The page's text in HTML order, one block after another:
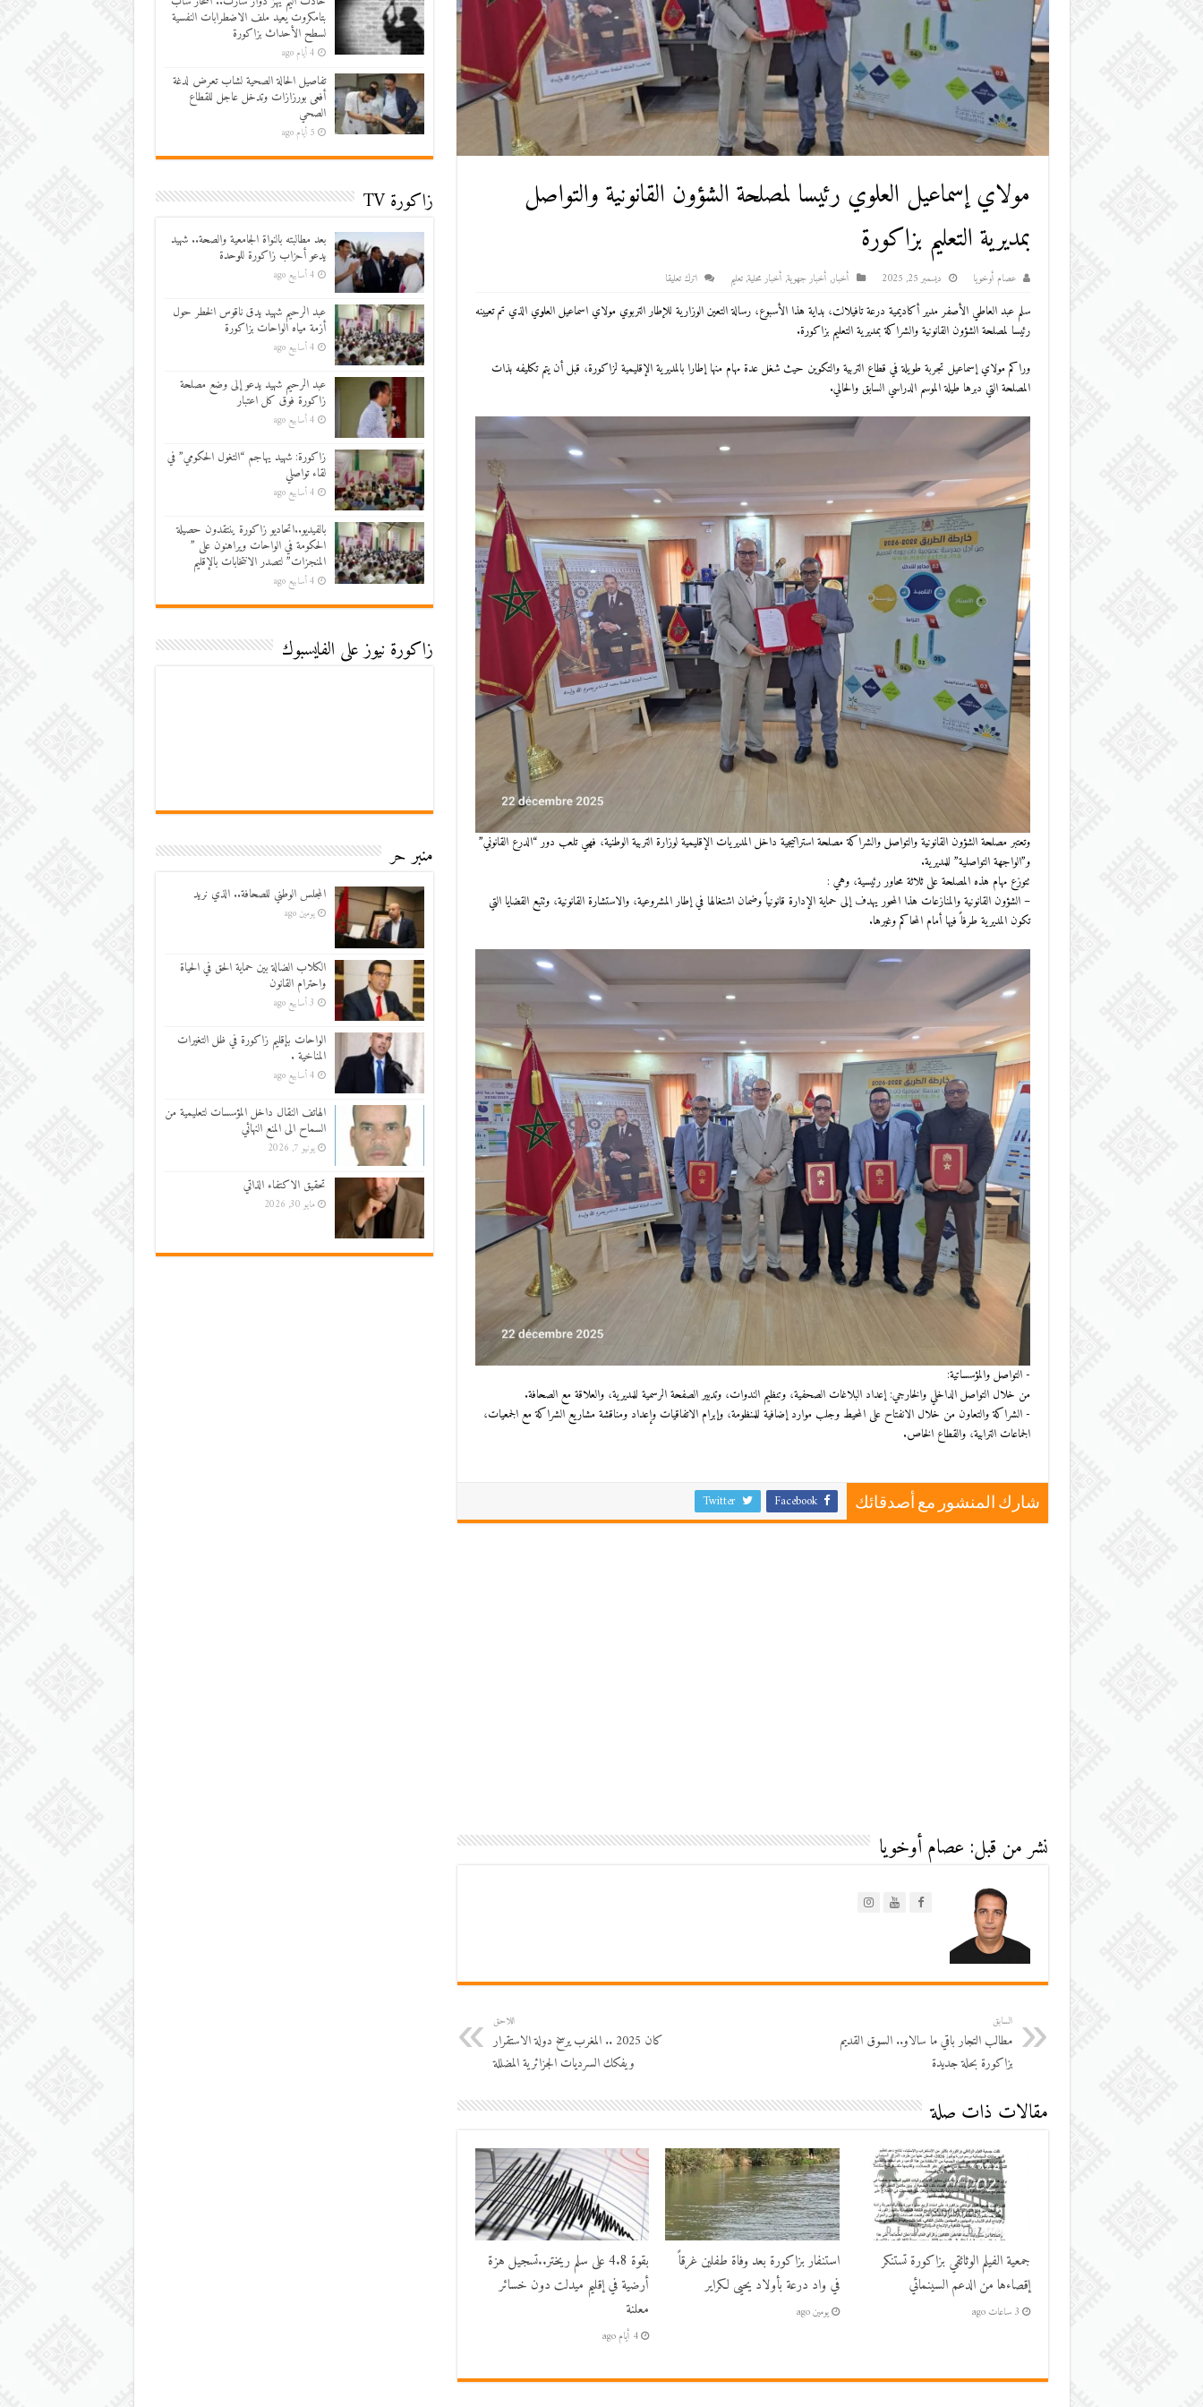
مولاي إسماعيل العلوي رئيسا لمصلحة الشؤون القانونية والتواصل
بمديرية التعليم بزاكورة
عصام أوخويا ديسمبر 25, 2025 أخبار, أخبار جهوية, أخبار محلية,تعليم اترك تعليقا
سلم عبد العاطي الأصفر مدير أكاديمية درعة تافيلالت، بداية هذا الأسبوع، رسالة التعين الوزارية للإطار التربوي مولاي اسماعيل العلوي الذي تم تعيينه
رئيسا لمصلحة الشؤون القانونية والشراكة بمديرية التعليم بزاكورة.
وراكم مولاي إسماعيل تجربة طويلة في قطاع التربية والتكوين حيث شغل عدة مهام منها إطارا بالمديرية الإقليمية لزاكورة، قبل أن يتم تكليفه بذات
المصلحة التي دبرها طيلة الموسم الدراسي السابق والحالي.
وتعتبر مصلحة الشؤون القانونية والتواصل والشراكة مصلحة استراتيجية داخل المديريات الإقليمية لوزارة التربية الوطنية، فهي تلعب دور “الدرع القانوني”
و”الواجهة التواصلية” للمديرية.
​تتوزع مهام هذه المصلحة على ثلاثة محاور رئيسية، وهي :
– الشؤون القانونية والمنازعات ​هذا المحور يهدف إلى حماية الإدارة قانونياً وضمان اشتغالها في إطار المشروعية، و​الاستشارة القانونية، وتتبع القضايا التي
تكون المديرية طرفاً فيها أمام المحاكم وغيرها.
​- التواصل والمؤسساتية:
​من خلال ​التواصل الداخلي والخارجي: إعداد البلاغات الصحفية، وتنظيم الندوات، وتدبير الصفحة الرسمية للمديرية، و​العلاقة مع الصحافة.
​- الشراكة والتعاون من خلال الانفتاح على المحيط وجلب موارد إضافية للمنظومة، و​إبرام الاتفاقيات وإعداد ومناقشة مشاريع الشراكة مع الجمعيات،
الجماعات الترابية، والقطاع الخاص.
شارك المنشور مع أصدقائك Facebook
Twitter
نشر من قبل: عصام أوخويا
السابق
مطالب التجار باقي ما سالاو.. السوق القديم
بزاكورة بحلة جديدة
اللاحق
كان 2025 .. المغرب يرسخ دولة الاستقرار
ويفكك السرديات الجزائرية المضللة
مقالات ذات صلة
جمعية الفيلم الوثائقي بزاكورة تستنكر
إقصاءها من الدعم السينمائي
3 ساعات ago
استنفار بزاكورة بعد وفاة طفلين غرقاً
في واد درعة بأولاد يحيى لكراير
يومين ago
بقوة 4.8 على سلم ريختر..تسجيل هزة
أرضية في إقليم ميدلت دون خسائر
معلنة
4 أيام ago
بتامكروت يعيد ملف الاضطرابات النفسية
لسطح الأحداث بزاكورة
4 أيام ago
تفاصيل الحالة الصحية لشاب تعرض لدغة
أفعى بورزازات وتدخل عاجل للقطاع
الصحي
5 أيام ago
زاكورة TV
بعد مطالبته بالنواة الجامعية والصحة.. شهيد
يدعو أحزاب زاكورة للوحدة
4 أسابيع ago
عبد الرحيم شهيد يدق ناقوس الخطر حول
أزمة مياه الواحات بزاكورة
4 أسابيع ago
عبد الرحيم شهيد يدعو إلى وضع مصلحة
زاكورة فوق كل اعتبار
4 أسابيع ago
زاكورة: شهيد يهاجم “التغول الحكومي” في
لقاء تواصلي
4 أسابيع ago
بالفيديو..اتحاديو زاكورة ينتقدون حصيلة
الحكومة في الواحات ويراهنون على ”
المنجزات” لتصدر الانتخابات بالإقليم
4 أسابيع ago
زاكورة نيوز على الفايسبوك
منبر حر
المجلس الوطني للصحافة.. الذي نريد
يومين ago
الكلاب الضالة بين حماية الحق في الحياة
واحترام القانون
3 أسابيع ago
الواحات بإقليم زاكورة في ظل التغيرات
المناخية .
4 أسابيع ago
الهاتف النقال داخل المؤسسات لتعليمية من
السماح الى المنع النهائي
يونيو 7, 2026
تحقيق الاكتفاء الذاتي
مايو 30, 2026